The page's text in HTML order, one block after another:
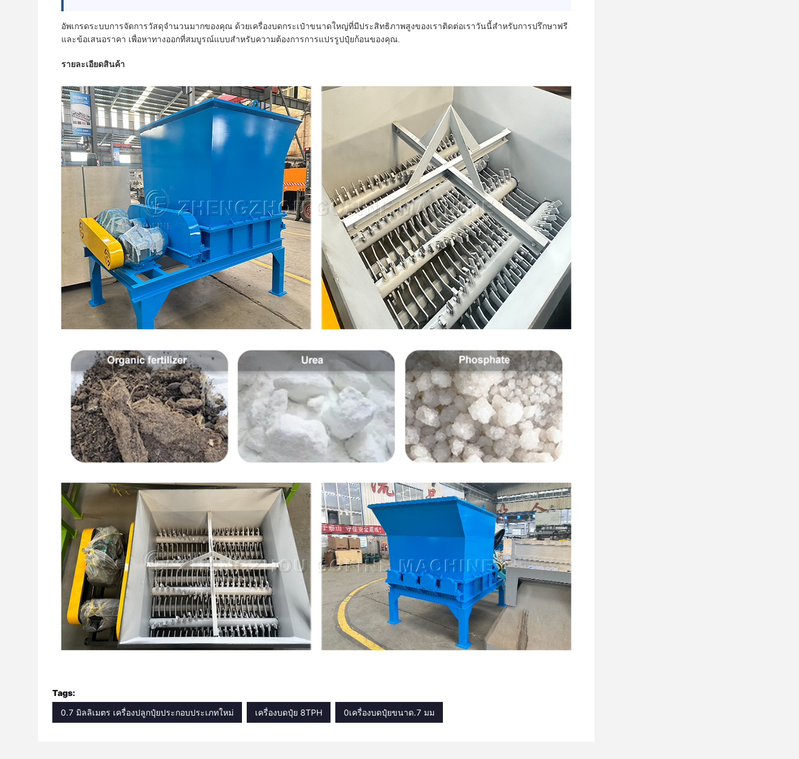
อัพเกรดระบบการจัดการวัสดุจํานวนมากของคุณ ด้วยเครื่องบดกระเป๋าขนาดใหญ่ที่มีประสิทธิภาพสูงของเราติดต่อเราวันนี้สําหรับการปรึกษาฟรี
และข้อเสนอราคา เพื่อหาทางออกที่สมบูรณ์แบบสําหรับความต้องการการแปรรูปปุ๋ยก้อนของคุณ.
รายละเอียดสินค้า
Tags:
0.7 มิลลิเมตร เครื่องปลูกปุ๋ยประกอบประเภทใหม่
เครื่องบดปุ๋ย 8TPH 0เครื่องบดปุ๋ยขนาด.7 มม